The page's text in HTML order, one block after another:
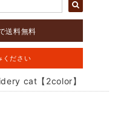
送料無料
ください
cat【2color】